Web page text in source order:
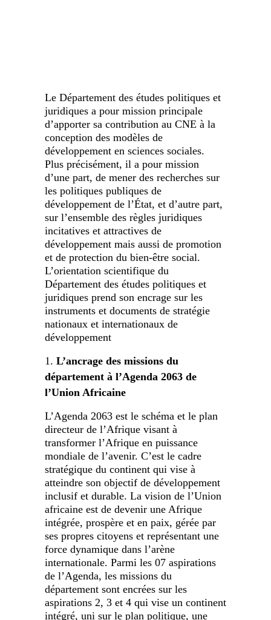
Le Département des études politiques et
juridiques a pour mission principale
d’apporter sa contribution au CNE à la
conception des modèles de
développement en sciences sociales.
Plus précisément, il a pour mission
d’une part, de mener des recherches sur
les politiques publiques de
développement de l’État, et d’autre part,
sur l’ensemble des règles juridiques
incitatives et attractives de
développement mais aussi de promotion
et de protection du bien-être social.
L’orientation scientifique du
Département des études politiques et
juridiques prend son encrage sur les
instruments et documents de stratégie
nationaux et internationaux de
développement
L’ancrage des missions du
département à l’Agenda 2063 de
l’Union Africaine
L’Agenda 2063 est le schéma et le plan
directeur de l’Afrique visant à
transformer l’Afrique en puissance
mondiale de l’avenir. C’est le cadre
stratégique du continent qui vise à
atteindre son objectif de développement
inclusif et durable. La vision de l’Union
africaine est de devenir une Afrique
intégrée, prospère et en paix, gérée par
ses propres citoyens et représentant une
force dynamique dans l’arène
internationale. Parmi les 07 aspirations
de l’Agenda, les missions du
département sont encrées sur les
aspirations 2, 3 et 4 qui vise un continent
intégré, uni sur le plan politique, une